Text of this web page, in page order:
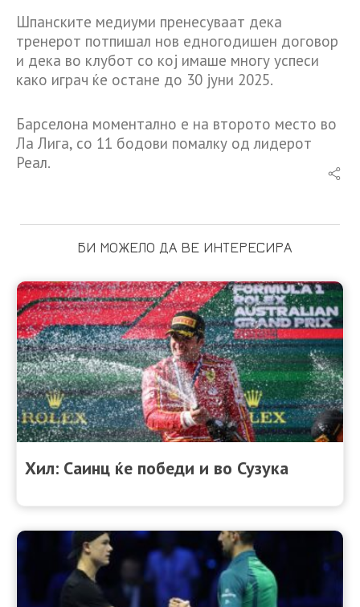
Шпанските медиуми пренесуваат дека
тренерот потпишал нов едногодишен договор
и дека во клубот со кој имаше многу успеси
како играч ќе остане до 30 јуни 2025.
Барселона моментално е на второто место во
Ла Лига, со 11 бодови помалку од лидерот
Реал.
БИ МОЖЕЛО ДА ВЕ ИНТЕРЕСИРА
Хил: Саинц ќе победи и во Сузука